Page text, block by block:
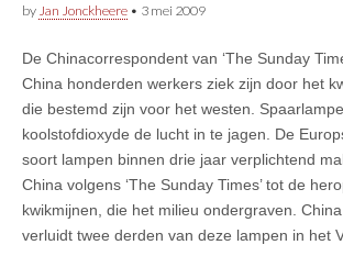
by Jan Jonckheere • 3 mei 2009
De Chinacorrespondent van ‘The Sunday
China honderden werkers ziek zijn door het
die bestemd zijn voor het westen.
koolstofdioxyde de lucht in te jagen. De
soort lampen binnen drie jaar verplichtend
China volgens ‘The Sunday Times’ tot de
kwikmijnen, die het milieu ondergraven.
verluidt twee derden van deze lampen in het